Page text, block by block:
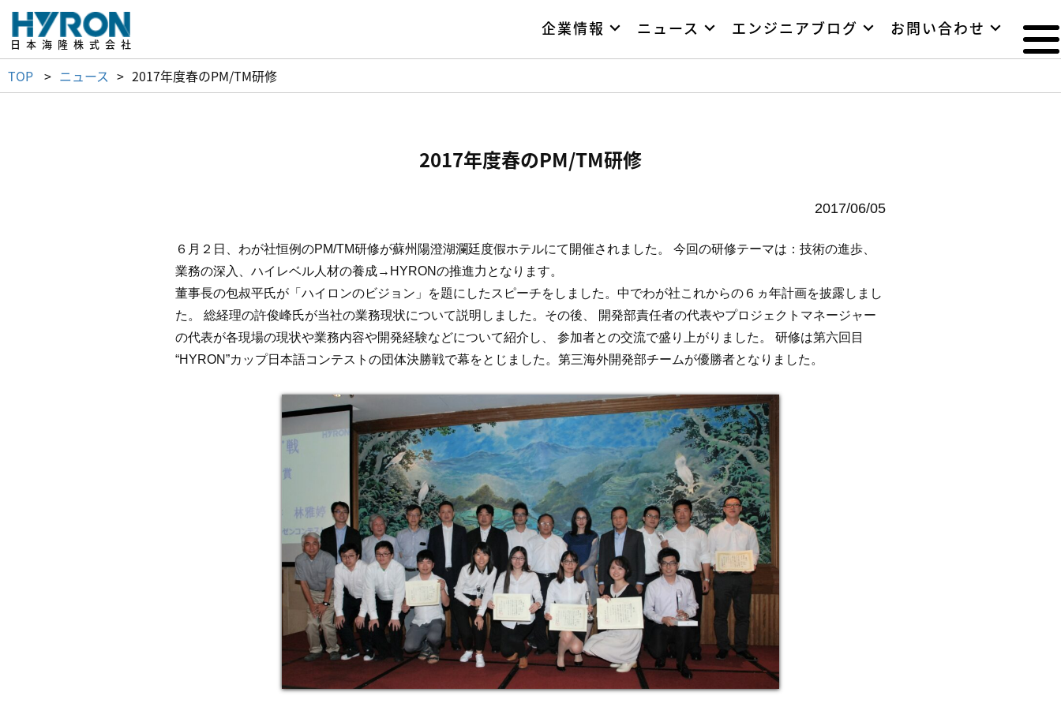
日本海隆株式会社
企業情報 ニュース エンジニアブログ お問い合わせ
TOP ニュース 2017年度春のPM/TM研修
2017年度春のPM/TM研修
2017/06/05
６月２日、わが社恒例のPM/TM研修が蘇州陽澄湖瀾廷度假ホテルにて開催されました。 今回の研修テーマは：技術の進歩、
業務の深入、ハイレベル人材の養成→HYRONの推進力となります。
董事長の包叔平氏が「ハイロンのビジョン」を題にしたスピーチをしました。中でわが社これからの６ヵ年計画を披露しまし
た。 総経理の許俊峰氏が当社の業務現状について説明しました。その後、 開発部責任者の代表やプロジェクトマネージャー
の代表が各現場の現状や業務内容や開発経験などについて紹介し、 参加者との交流で盛り上がりました。 研修は第六回目
“HYRON”カップ日本語コンテストの団体決勝戦で幕をとじました。第三海外開発部チームが優勝者となりました。